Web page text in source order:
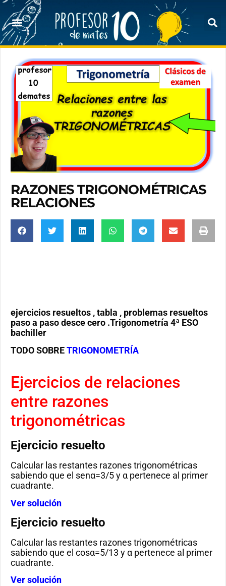
RAZONES TRIGONOMÉTRICAS
RELACIONES
ejercicios resueltos , tabla , problemas resueltos
paso a paso desce cero .Trigonometría 4ª ESO
bachiller
TODO SOBRETRIGONOMETRÍA
Ejercicios de relaciones
entre razones
trigonométricas
Ejercicio resuelto
Calcular las restantes razones trigonométricas
sabiendo que el senα=3/5 y α pertenece al primer
cuadrante.
Ver solución
Ejercicio resuelto
Calcular las restantes razones trigonométricas
sabiendo que el cosα=5/13 y α pertenece al primer
cuadrante.
Ver solución